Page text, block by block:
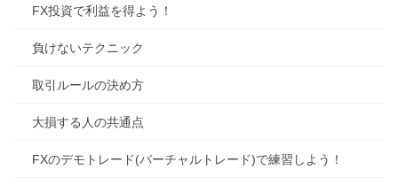
FX投資で利益を得よう！
負けないテクニック
取引ルールの決め方
大損する人の共通点
FXのデモトレード(バーチャルトレード)で練習しよう！